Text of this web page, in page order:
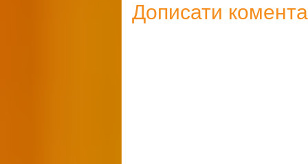
Дописати